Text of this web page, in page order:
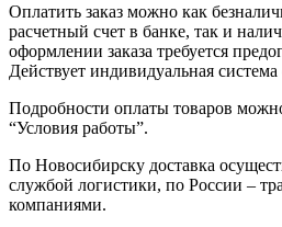
Оплатить заказ можно как
расчетный счет в банке, так и
оформлении заказа требуется
Действует индивидуальная система
Подробности оплаты товаров
“Условия работы”.
По Новосибирску доставка
службой логистики, по России –
компаниями.